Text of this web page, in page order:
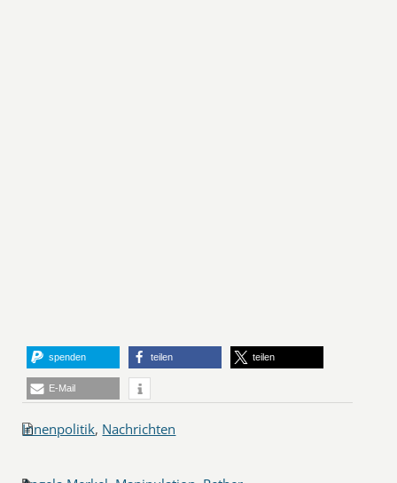
spenden teilen teilen
E-Mail
Innenpolitik, Nachrichten